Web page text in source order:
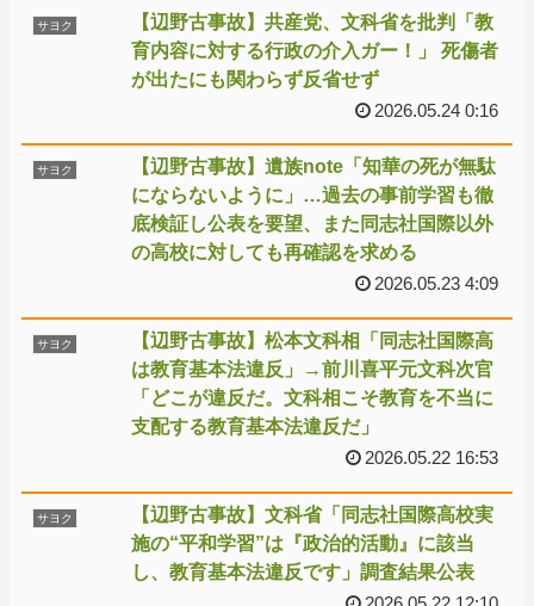
サヨク
【辺野古事故】共産党、文科省を批判「教
育内容に対する行政の介入ガー！」 死傷者
が出たにも関わらず反省せず
2026.05.24 0:16
サヨク
【辺野古事故】遺族note「知華の死が無駄
にならないように」…過去の事前学習も徹
底検証し公表を要望、また同志社国際以外
の高校に対しても再確認を求める
2026.05.23 4:09
サヨク
【辺野古事故】松本文科相「同志社国際高
は教育基本法違反」→前川喜平元文科次官
「どこが違反だ。文科相こそ教育を不当に
支配する教育基本法違反だ」
2026.05.22 16:53
サヨク
【辺野古事故】文科省「同志社国際高校実
施の“平和学習”は『政治的活動』に該当
し、教育基本法違反です」調査結果公表